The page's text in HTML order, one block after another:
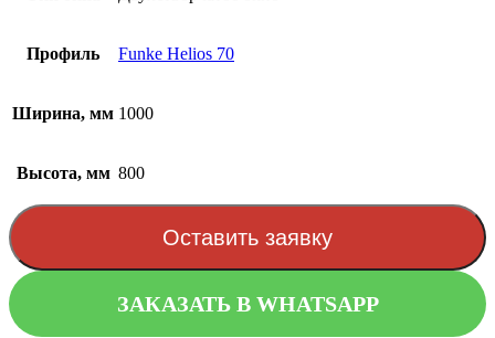
Профиль Funke Helios 70
Ширина, мм 1000
Высота, мм 800
Оставить заявку
ЗАКАЗАТЬ В WHATSAPP